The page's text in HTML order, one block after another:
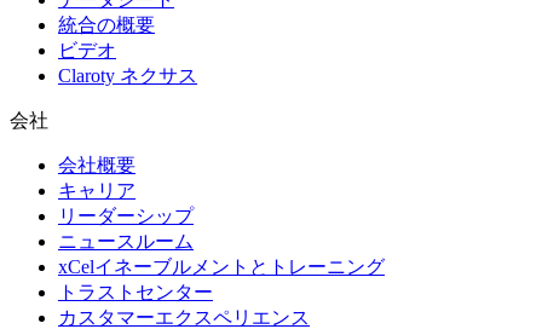
統合の概要
ビデオ
Claroty ネクサス
会社
会社概要
キャリア
リーダーシップ
ニュースルーム
xCelイネーブルメントとトレーニング
トラストセンター
カスタマーエクスペリエンス